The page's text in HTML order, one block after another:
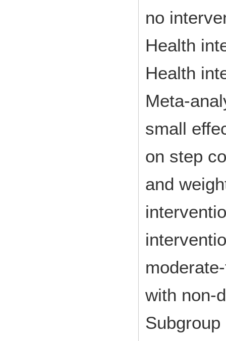
no
Health
Health
Meta-
small
on step
and
with non-